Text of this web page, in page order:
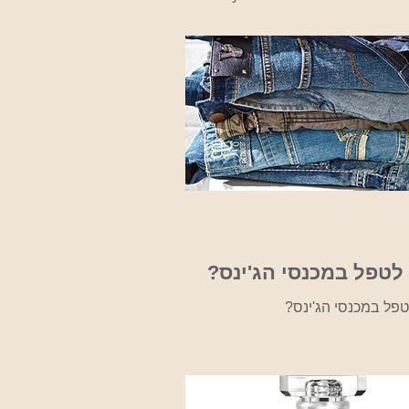
בצורת נקודה, 3m דבק דו צדדי 0.75 אינץ'
גודל מושלם כדי לאבטח...
לטפל במכנסי הג'ינס?
במכנסי הג'ינס?